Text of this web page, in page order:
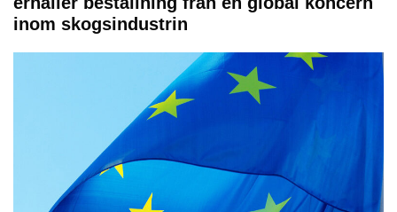
inom skogsindustrin